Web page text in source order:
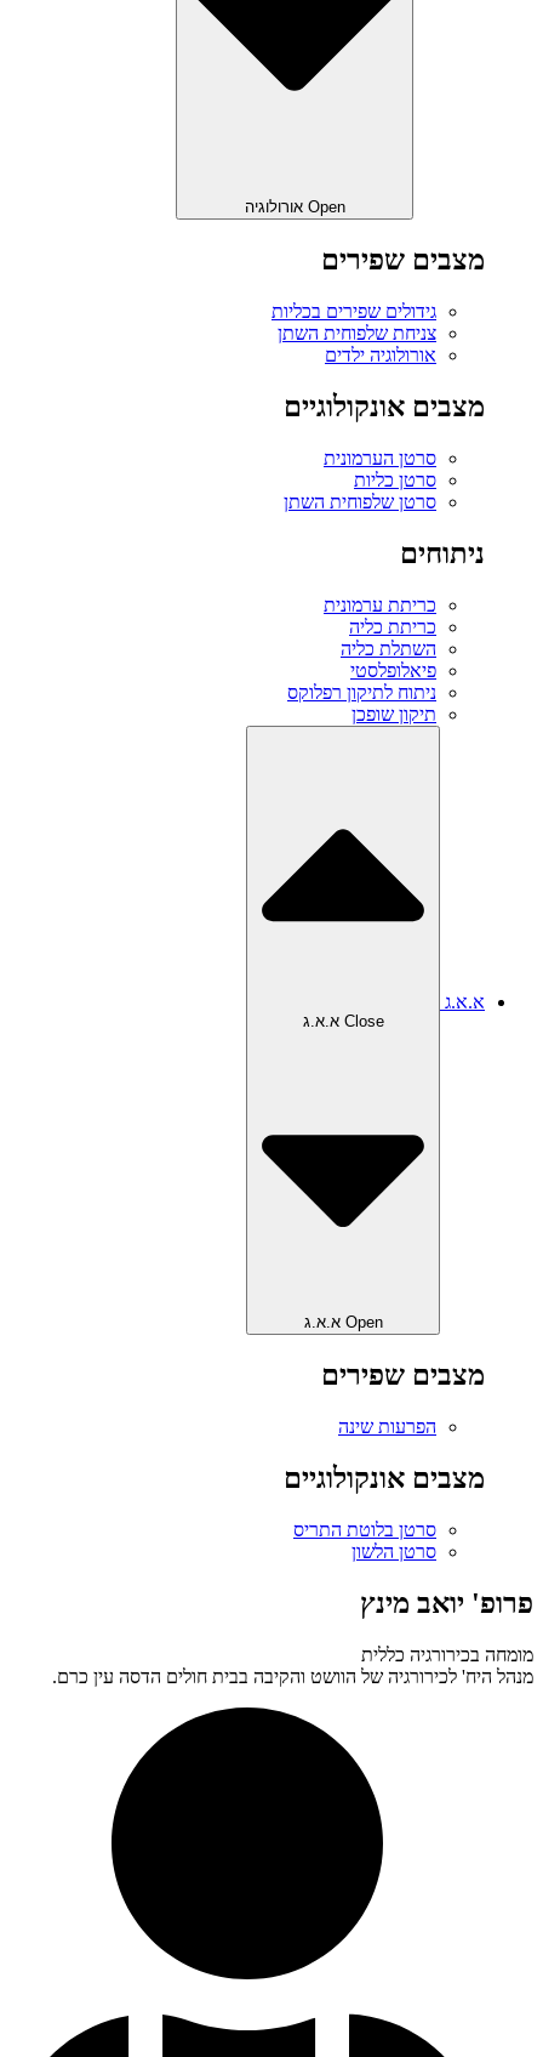
Open אורולוגיה
מצבים שפירים
גידולים שפירים בכליות
צניחת שלפוחית השתן
אורולוגיה ילדים
מצבים אונקולוגיים
סרטן הערמונית
סרטן כליות
סרטן שלפוחית השתן
ניתוחים
כריתת ערמונית
כריתת כליה
השתלת כליה
פיאלופלסטי
ניתוח לתיקון רפלוקס
תיקון שופכן
א.א.ג
Close א.א.ג
Open א.א.ג
מצבים שפירים
הפרעות שינה
מצבים אונקולוגיים
סרטן בלוטת התריס
סרטן הלשון
פרופ' יואב מינץ
מומחה בכירורגיה כללית
מנהל היח' לכירורגיה של הוושט והקיבה בבית חולים הדסה עין כרם.